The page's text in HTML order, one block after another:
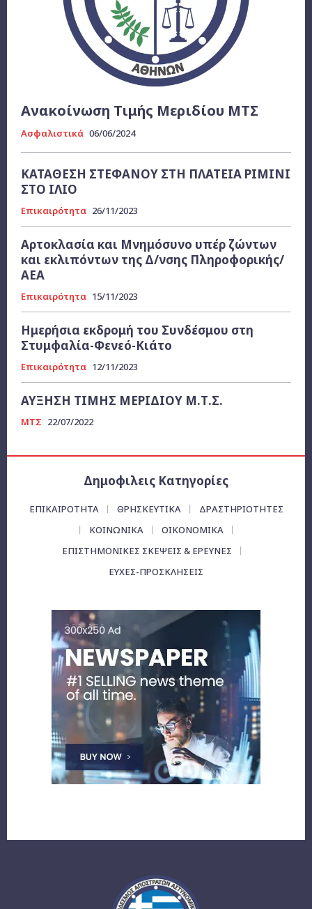
Ανακοίνωση Τιμής Μεριδίου MTΣ
Ασφαλιστικά 06/06/2024
ΚΑΤΑΘΕΣΗ ΣΤΕΦΑΝΟΥ ΣΤΗ ΠΛΑΤΕΙΑ ΡΙΜΙΝΙ
ΣΤΟ ΙΛΙΟ
Επικαιρότητα 26/11/2023
Αρτοκλασία και Μνημόσυνο υπέρ ζώντων
και εκλιπόντων της Δ/νσης Πληροφορικής/
ΑΕΑ
Επικαιρότητα 15/11/2023
Ημερήσια εκδρομή του Συνδέσμου στη
Στυμφαλία-Φενεό-Κιάτο
Επικαιρότητα 12/11/2023
ΑΥΞΗΣΗ ΤΙΜΗΣ ΜΕΡΙΔΙΟΥ Μ.Τ.Σ.
ΜΤΣ 22/07/2022
Δημοφιλεις Κατηγορίες
ΕΠΙΚΑΙΡΌΤΗΤΑ ΘΡΗΣΚΕΥΤΙΚΑ
ΔΡΑΣΤΗΡΙΟΤΗΤΕΣ
ΚΟΙΝΩΝΙΚΑ
ΟΙΚΟΝΟΜΙΚΆ
ΕΠΙΣΤΗΜΟΝΙΚΕΣ ΣΚΕΨΕΙΣ & ΕΡΕΥΝΕΣ
ΕΥΧΈΣ-ΠΡΟΣΚΛΉΣΕΙΣ